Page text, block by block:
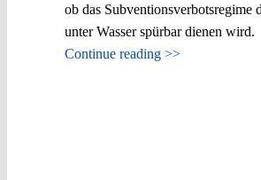
ob das Subventionsverbotsregime
unter Wasser spürbar dienen wird.
Continue reading >>